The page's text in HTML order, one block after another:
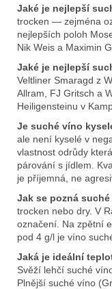
Jaké je nejlepší
trocken — zejména
nejlepších poloh
Nik Weis a Maximin
Jaké je nejlepší
Veltliner Smaragd z
Allram, FJ Gritsch a
Heiligensteinu v
Je suché víno
ale není kyselé v
vlastnost odrůdy
párování s jídlem.
je příjemná, ne
Jak se pozná
trocken nebo dry. V
označení. Na zpětní
pod 4 g/l je víno
Jaká je ideální
Svěží lehčí suché
Plnější suché víno